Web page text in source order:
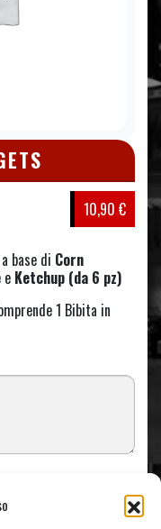
10,90 €
base di Corn
Ketchup (da 6 pz)
1 Bibita in